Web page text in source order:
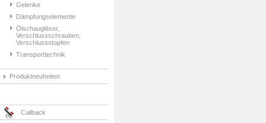
Gelenke
Dämpfungselemente
Ölschaugläser,
Verschlussschrauben,
Verschlussstopfen
Transporttechnik
Produktneuheiten
Callback